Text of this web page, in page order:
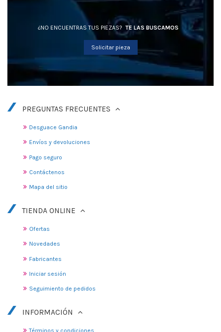
¿NO ENCUENTRAS TUS PIEZAS? TE LAS BUSCAMOS
Solicitar pieza
PREGUNTAS FRECUENTES
Desguace Gandia
Envíos y devoluciones
Pago seguro
Contáctenos
Mapa del sitio
TIENDA ONLINE
Ofertas
Novedades
Fabricantes
Iniciar sesión
Seguimiento de pedidos
INFORMACIÓN
Términos y condiciones